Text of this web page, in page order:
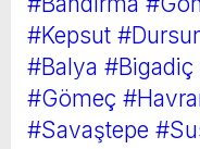
#Kepsut
#Balya #Bigadiç
#Gömeç
#Savaştepe